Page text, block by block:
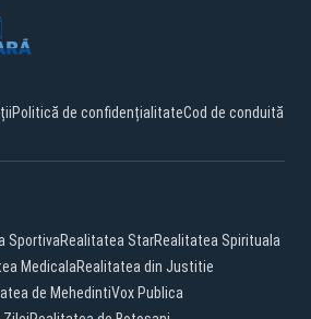
Politică de confidențialitateCod de conduită
SportivaRealitatea StarRealitatea Spirituala
MedicalaRealitatea din Justitie
de MehedintiVox Publica